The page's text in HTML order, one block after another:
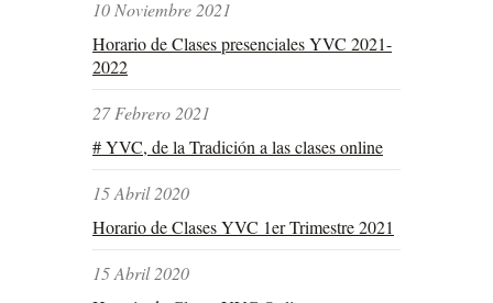
10 Noviembre 2021
Horario de Clases presenciales YVC 2021-
2022
27 Febrero 2021
# YVC, de la Tradición a las clases online
15 Abril 2020
Horario de Clases YVC 1er Trimestre 2021
15 Abril 2020